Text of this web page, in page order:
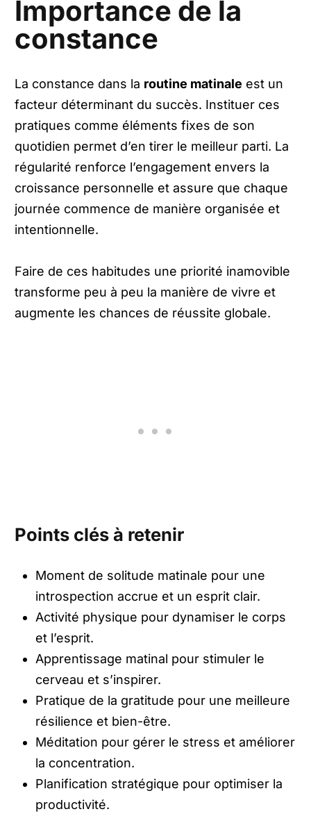
Importance de la
constance
La constance dans la routine matinale est un
facteur déterminant du succès. Instituer ces
pratiques comme éléments fixes de son
quotidien permet d’en tirer le meilleur parti. La
régularité renforce l’engagement envers la
croissance personnelle et assure que chaque
journée commence de manière organisée et
intentionnelle.
Faire de ces habitudes une priorité inamovible
transforme peu à peu la manière de vivre et
augmente les chances de réussite globale.
Points clés à retenir
Moment de solitude matinale pour une
introspection accrue et un esprit clair.
Activité physique pour dynamiser le corps
et l’esprit.
Apprentissage matinal pour stimuler le
cerveau et s’inspirer.
Pratique de la gratitude pour une meilleure
résilience et bien-être.
Méditation pour gérer le stress et améliorer
la concentration.
Planification stratégique pour optimiser la
productivité.